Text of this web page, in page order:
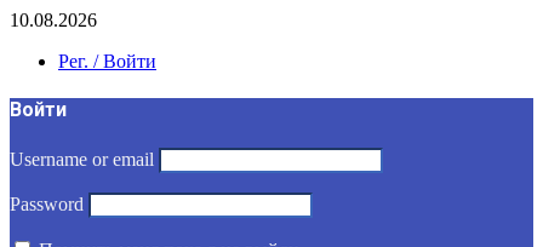
10.08.2026
Рег. / Войти
Войти
Username or email
Password